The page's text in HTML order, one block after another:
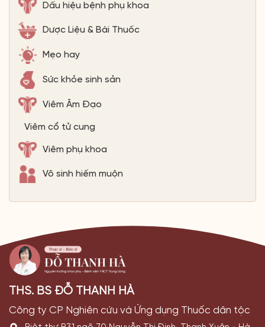
Dấu hiệu bệnh phụ khoa
Dược Liệu & Bài Thuốc
Mẹo hay
Sức khỏe sinh sản
Viêm Âm Đạo
Viêm cổ tử cung
Viêm phụ khoa
Vô sinh hiếm muộn
THS. BS ĐỖ THANH HÀ
Công ty CP Nghiên cứu và Ứng dụng Thuốc dân tộc